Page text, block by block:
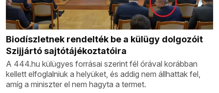
Biodíszletnek rendelték be a külügy dolgozóit
Szijjártó sajtótájékoztatóira
A 444.hu külügyes forrásai szerint fél órával korábban
kellett elfoglalniuk a helyüket, és addig nem állhattak fel,
amíg a miniszter el nem hagyta a termet.